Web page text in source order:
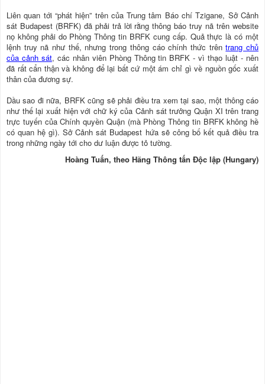
Liên quan tới “phát hiện” trên của Trung tâm Báo chí Tzigane, Sở Cảnh
sát Budapest (BRFK) đã phải trả lời rằng thông báo truy nã trên website
nọ không phải do Phòng Thông tin BRFK cung cấp. Quả thực là có một
lệnh truy nã như thế, nhưng trong thông cáo chính thức trêntrang chủ
của cảnh sát, các nhân viên Phòng Thông tin BRFK - vì thạo luật - nên
đã rất cẩn thận và không để lại bất cứ một ám chỉ gì về nguồn gốc xuất
thân của đương sự.
Dầu sao đi nữa, BRFK cũng sẽ phải điều tra xem tại sao, một thông cáo
như thế lại xuất hiện với chữ ký của Cảnh sát trưởng Quận XI trên trang
trực tuyến của Chính quyền Quận (mà Phòng Thông tin BRFK không hề
có quan hệ gì). Sở Cảnh sát Budapest hứa sẽ công bố kết quả điều tra
trong những ngày tới cho dư luận được tỏ tường.
Hoàng Tuấn, theo Hãng Thông tấn Độc lập (Hungary)